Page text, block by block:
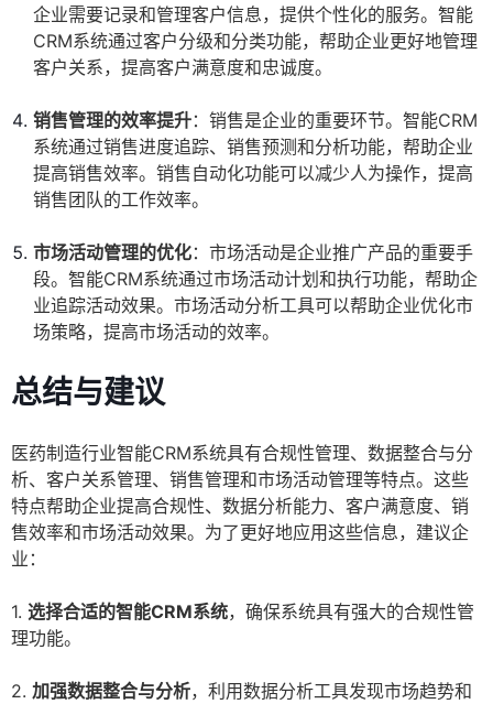
企业需要记录和管理客户信息，提供个性化的服务。智能
CRM系统通过客户分级和分类功能，帮助企业更好地管理
客户关系，提高客户满意度和忠诚度。
销售管理的效率提升：销售是企业的重要环节。智能CRM
系统通过销售进度追踪、销售预测和分析功能，帮助企业
提高销售效率。销售自动化功能可以减少人为操作，提高
销售团队的工作效率。
市场活动管理的优化：市场活动是企业推广产品的重要手
段。智能CRM系统通过市场活动计划和执行功能，帮助企
业追踪活动效果。市场活动分析工具可以帮助企业优化市
场策略，提高市场活动的效率。
总结与建议
医药制造行业智能CRM系统具有合规性管理、数据整合与分
析、客户关系管理、销售管理和市场活动管理等特点。这些
特点帮助企业提高合规性、数据分析能力、客户满意度、销
售效率和市场活动效果。为了更好地应用这些信息，建议企
业：
1. 选择合适的智能CRM系统，确保系统具有强大的合规性管
理功能。
2. 加强数据整合与分析，利用数据分析工具发现市场趋势和